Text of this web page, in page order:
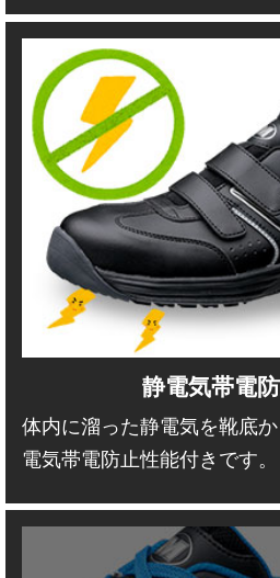
静電気帯電
体内に溜った静電気を靴底
電気帯電防止性能付きです。